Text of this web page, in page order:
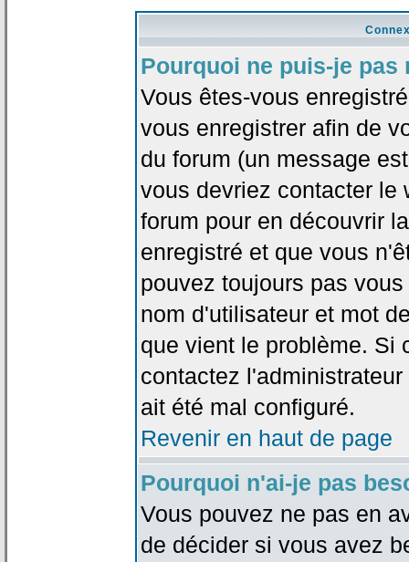
Pourquoi ne puis-je pas
Vous êtes-vous
vous enregistrer afin de
du forum (un message
vous devriez contacter le
forum pour en découvrir
enregistré et que vous
pouvez toujours pas
nom d'utilisateur et mot
que vient le problème. Si
contactez
ait été mal configuré.
Revenir en haut de page
Pourquoi n'ai-je pas
Vous pouvez ne pas en
de décider si vous avez